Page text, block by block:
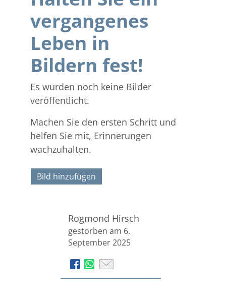
vergangenes
Leben in
Bildern fest!
Es wurden noch keine Bilder
veröffentlicht.
Machen Sie den ersten Schritt und
helfen Sie mit, Erinnerungen
wachzuhalten.
Bild hinzufügen
Rogmond Hirsch
gestorben am 6.
September 2025